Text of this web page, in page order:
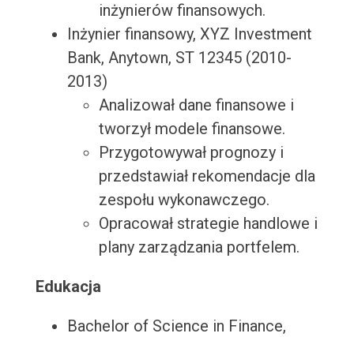
inżynierów finansowych.
Inżynier finansowy, XYZ Investment
Bank, Anytown, ST 12345 (2010-
2013)
Analizował dane finansowe i
tworzył modele finansowe.
Przygotowywał prognozy i
przedstawiał rekomendacje dla
zespołu wykonawczego.
Opracował strategie handlowe i
plany zarządzania portfelem.
Edukacja
Bachelor of Science in Finance,